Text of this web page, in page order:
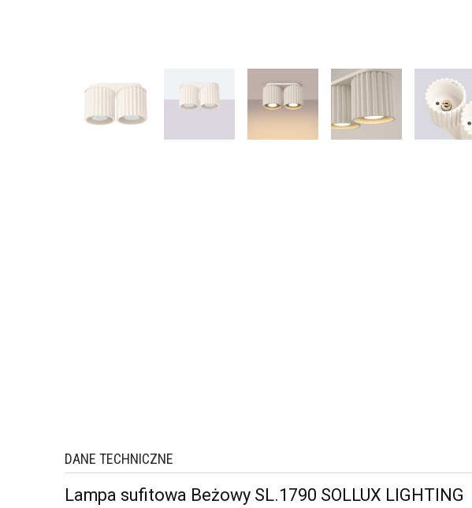
DANE TECHNICZNE
Lampa sufitowa Beżowy SL.1790 SOLLUX LIGHTING